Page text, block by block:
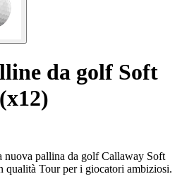
da golf Soft
nuova pallina da golf Callaway Soft
Tour per i giocatori ambiziosi.